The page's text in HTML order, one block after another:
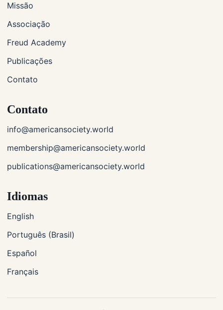
Missão
Associação
Freud Academy
Publicações
Contato
Contato
info@americansociety.world
membership@americansociety.world
publications@americansociety.world
Idiomas
English
Português (Brasil)
Español
Français